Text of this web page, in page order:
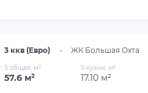
3 ккв (Евро) • ЖК Большая Охта
S общая, м²
57.6 м²
S кухни, м²
17.10 м²